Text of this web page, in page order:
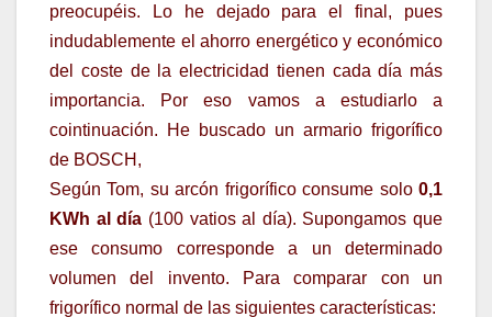
preocupéis. Lo he dejado para el final, pues
indudablemente el ahorro energético y económico
del coste de la electricidad tienen cada día más
importancia. Por eso vamos a estudiarlo a
cointinuación. He buscado un armario frigorífico
de BOSCH,
Según Tom, su arcón frigorífico consume solo0,1
KWh al día (100 vatios al día). Supongamos que
ese consumo corresponde a un determinado
volumen del invento. Para comparar con un
frigorífico normal de las siguientes características: